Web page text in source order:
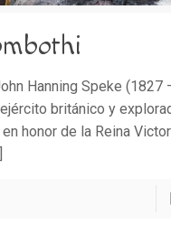
Hanning Speke (1827
británico y
honor de la Reina